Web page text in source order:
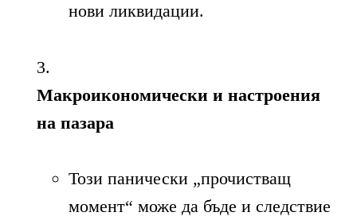
нови ликвидации.
Макроикономически и настроения
на пазара
Този панически „прочистващ
момент“ може да бъде и следствие